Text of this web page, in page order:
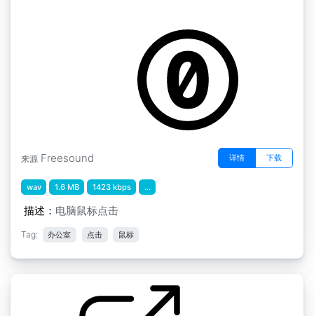
来源 Freesound 详情 下载
wav 1.6 MB 1423 kbps ...
描述： 电脑鼠标点击
Tag: 办公室 点击 鼠标